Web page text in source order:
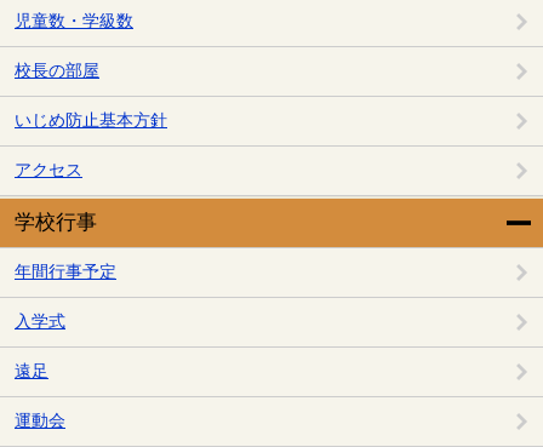
児童数・学級数
校長の部屋
いじめ防止基本方針
アクセス
学校行事
年間行事予定
入学式
遠足
運動会